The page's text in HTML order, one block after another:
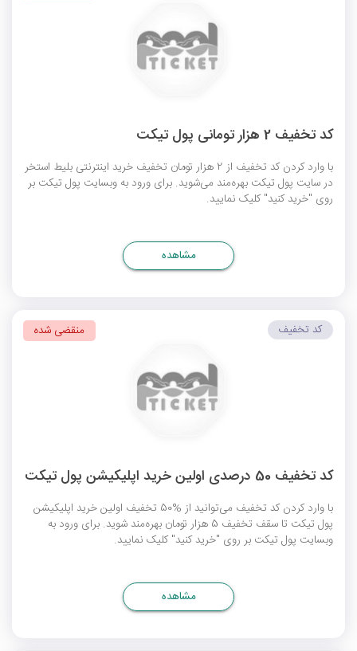
کد تخفیف 2 هزار تومانی پول تیکت
با وارد کردن کد تخفیف از 2 هزار تومان تخفیف خرید اینترنتی بلیط استخر
در سایت پول تیکت بهره‌مند می‌شوید. برای ورود به وبسایت پول تیکت بر
روی "خرید کنید" کلیک نمایید.
مشاهده
کد تخفیف 50 درصدی اولین خرید اپلیکیشن پول تیکت
با وارد کردن کد تخفیف می‌توانید از %50 تخفیف اولین خرید اپلیکیشن
پول تیکت تا سقف تخفیف 5 هزار تومان بهره‌مند شوید. برای ورود به
وبسایت پول تیکت بر روی "خرید کنید" کلیک نمایید.
کد تخفیف منقضی شده
مشاهده